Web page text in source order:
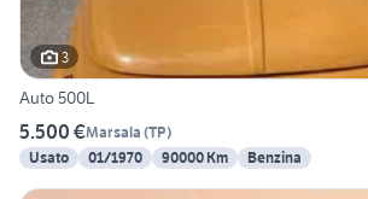
3
Auto 500L
5.500 €Marsala (TP)
Usato
01/1970 90000 Km Benzina